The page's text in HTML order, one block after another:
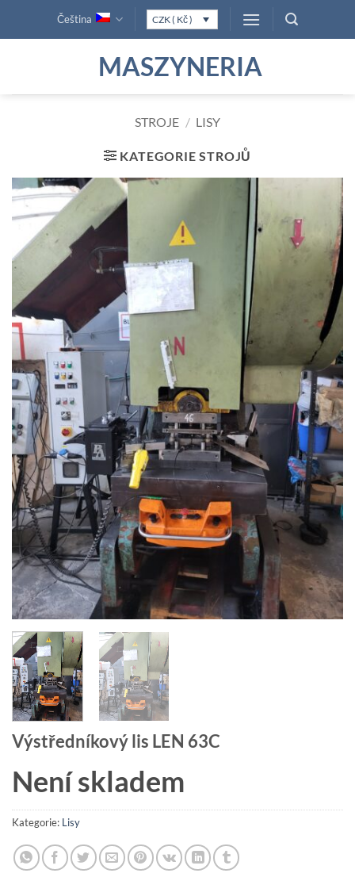
Čeština CZK ( Kč )
MASZYNERIA
STROJE / LISY
KATEGORIE STROJŮ
Výstředníkový lis LEN 63C
Není skladem
Kategorie: Lisy